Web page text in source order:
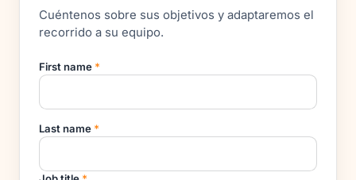
Cuéntenos sobre sus objetivos y adaptaremos el
recorrido a su equipo.
First name *
Last name *